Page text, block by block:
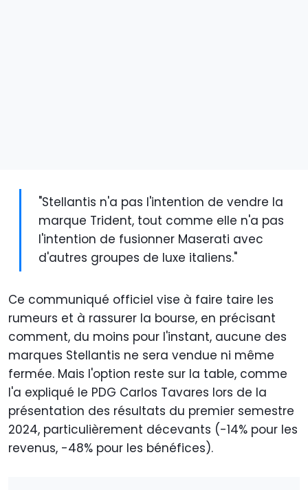
"Stellantis n'a pas l'intention de vendre la
marque Trident, tout comme elle n'a pas
l'intention de fusionner Maserati avec
d'autres groupes de luxe italiens."
Ce communiqué officiel vise à faire taire les
rumeurs et à rassurer la bourse, en précisant
comment, du moins pour l'instant, aucune des
marques Stellantis ne sera vendue ni même
fermée. Mais l'option reste sur la table, comme
l'a expliqué le PDG Carlos Tavares lors de la
présentation des résultats du premier semestre
2024, particulièrement décevants (-14% pour les
revenus, -48% pour les bénéfices).